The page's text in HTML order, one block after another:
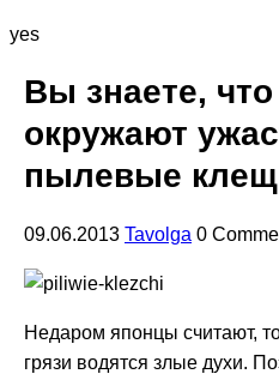
yes
Вы знаете,
окружают
пылевые
09.06.2013 Tavolga 0
Недаром японцы считают,
грязи водятся злые духи.